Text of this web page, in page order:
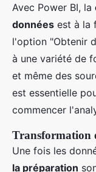
Avec Power BI, la
données est à la
l'option "Obtenir
à une variété de
et même des
est essentielle
commencer
Transformation
Une fois les
la préparation